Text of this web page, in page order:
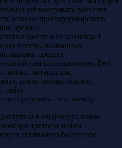
заблокировать ваш счет
а также проинформировать
органы.
и не возмещает
потерь, вызванных
средств
при использовании Веб-
любых материалов,
и/или любых ссылок,
сайте.
передавать счета между
в индивидуальном
третьим лицам
активацию бонусного